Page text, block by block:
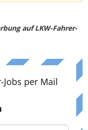
auf LKW-Fahrer-
Jobs per Mail